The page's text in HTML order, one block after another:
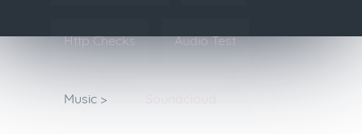
Http Checks Audio Test
Music >